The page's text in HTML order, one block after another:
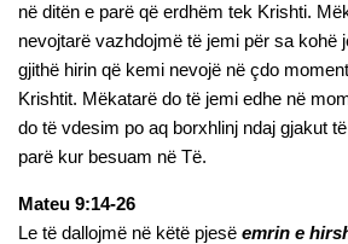
në ditën e parë që erdhëm tek Krishti.
nevojtarë vazhdojmë të jemi për sa kohë
gjithë hirin që kemi nevojë në çdo
Krishtit. Mëkatarë do të jemi edhe në
do të vdesim po aq borxhlinj ndaj gjakut
parë kur besuam në Të.
Mateu 9:14-26
Le të dallojmë në këtë pjesë emrin e